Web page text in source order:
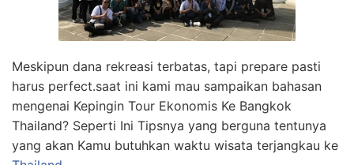
Meskipun dana rekreasi terbatas, tapi prepare pasti
harus perfect.saat ini kami mau sampaikan bahasan
mengenai Kepingin Tour Ekonomis Ke Bangkok
Thailand? Seperti Ini Tipsnya yang berguna tentunya
yang akan Kamu butuhkan waktu wisata terjangkau ke